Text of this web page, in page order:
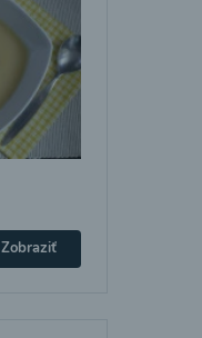
Zobraziť